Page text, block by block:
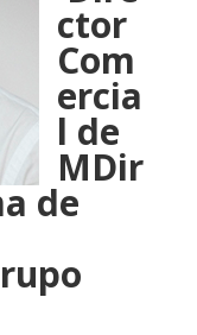
ctor
Com
ercia
l de
MDir
de